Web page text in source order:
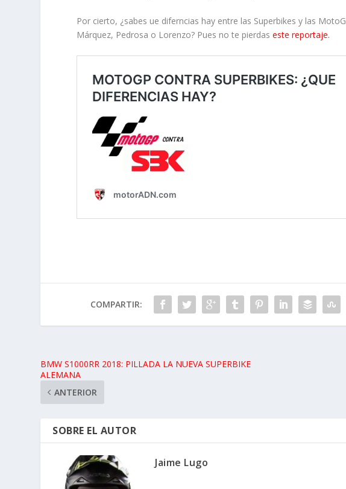
Por cierto, ¿sabes ue diferncias hay entre las Superbikes y las
Márquez, Pedrosa o Lorenzo? Pues no te pierdaseste reportaje.
COMPARTIR:
BMW S1000RR 2018: PILLADA LA NUEVA SUPERBIKE
ALEMANA
ANTERIOR
SOBRE EL AUTOR
Jaime Lugo